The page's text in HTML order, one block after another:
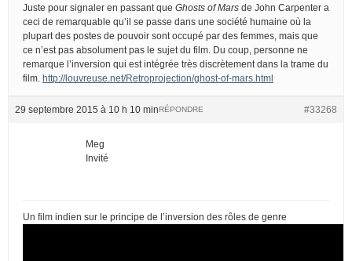
Juste pour signaler en passant que Ghosts of Mars de John Carpenter a
ceci de remarquable qu’il se passe dans une société humaine où la
plupart des postes de pouvoir sont occupé par des femmes, mais que
ce n’est pas absolument pas le sujet du film. Du coup, personne ne
remarque l’inversion qui est intégrée très discrètement dans la trame du
film. http://louvreuse.net/Retroprojection/ghost-of-mars.html
29 septembre 2015 à 10 h 10 min #33268
RÉPONDRE
Meg
Invité
Un film indien sur le principe de l’inversion des rôles de genre